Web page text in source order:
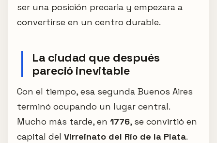
ser una posición precaria y empezara a
convertirse en un centro durable.
La ciudad que después
pareció inevitable
Con el tiempo, esa segunda Buenos Aires
terminó ocupando un lugar central.
Mucho más tarde, en 1776, se convirtió en
capital del Virreinato del Río de la Plata.